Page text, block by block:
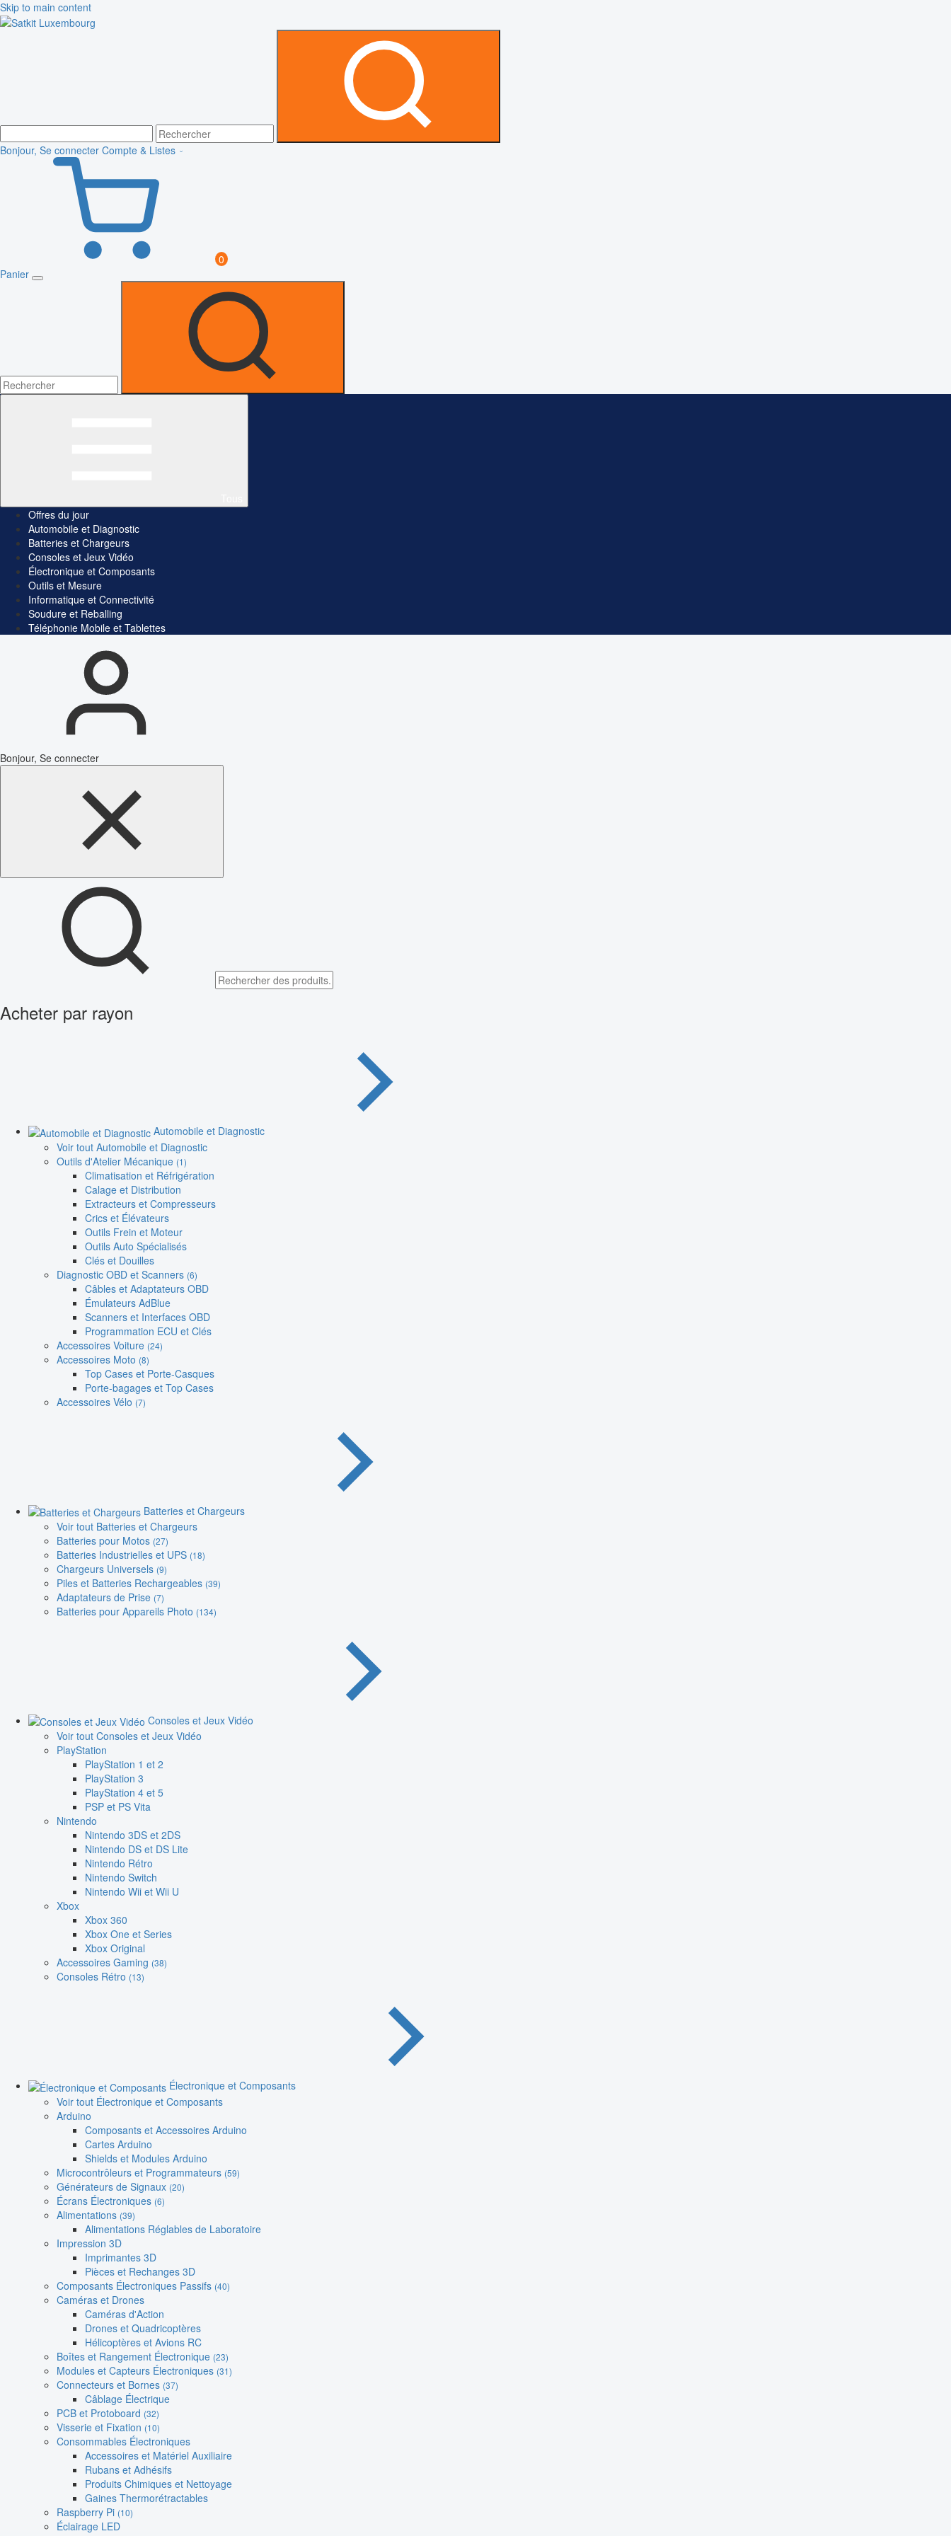
Skip to main content
Bonjour, Se connecter Compte & Listes
0
Panier
Offres du jour
Automobile et Diagnostic
Batteries et Chargeurs
Consoles et Jeux Vidéo
Électronique et Composants
Outils et Mesure
Informatique et Connectivité
Soudure et Reballing
Téléphonie Mobile et Tablettes
Bonjour, Se connecter
Acheter par rayon
Automobile et Diagnostic
Voir tout Automobile et Diagnostic
Outils d'Atelier Mécanique (1)
Climatisation et Réfrigération
Calage et Distribution
Extracteurs et Compresseurs
Crics et Élévateurs
Outils Frein et Moteur
Outils Auto Spécialisés
Clés et Douilles
Diagnostic OBD et Scanners (6)
Câbles et Adaptateurs OBD
Émulateurs AdBlue
Scanners et Interfaces OBD
Programmation ECU et Clés
Accessoires Voiture (24)
Accessoires Moto (8)
Top Cases et Porte-Casques
Porte-bagages et Top Cases
Accessoires Vélo (7)
Batteries et Chargeurs
Voir tout Batteries et Chargeurs
Batteries pour Motos (27)
Batteries Industrielles et UPS (18)
Chargeurs Universels (9)
Piles et Batteries Rechargeables (39)
Adaptateurs de Prise (7)
Batteries pour Appareils Photo (134)
Consoles et Jeux Vidéo
Voir tout Consoles et Jeux Vidéo
PlayStation
PlayStation 1 et 2
PlayStation 3
PlayStation 4 et 5
PSP et PS Vita
Nintendo
Nintendo 3DS et 2DS
Nintendo DS et DS Lite
Nintendo Rétro
Nintendo Switch
Nintendo Wii et Wii U
Xbox
Xbox 360
Xbox One et Series
Xbox Original
Accessoires Gaming (38)
Consoles Rétro (13)
Électronique et Composants
Voir tout Électronique et Composants
Arduino
Composants et Accessoires Arduino
Cartes Arduino
Shields et Modules Arduino
Microcontrôleurs et Programmateurs (59)
Générateurs de Signaux (20)
Écrans Électroniques (6)
Alimentations (39)
Alimentations Réglables de Laboratoire
Impression 3D
Imprimantes 3D
Pièces et Rechanges 3D
Composants Électroniques Passifs (40)
Caméras et Drones
Caméras d'Action
Drones et Quadricoptères
Hélicoptères et Avions RC
Boîtes et Rangement Électronique (23)
Modules et Capteurs Électroniques (31)
Connecteurs et Bornes (37)
Câblage Électrique
PCB et Protoboard (32)
Visserie et Fixation (10)
Consommables Électroniques
Accessoires et Matériel Auxiliaire
Rubans et Adhésifs
Produits Chimiques et Nettoyage
Gaines Thermorétractables
Raspberry Pi (10)
Éclairage LED